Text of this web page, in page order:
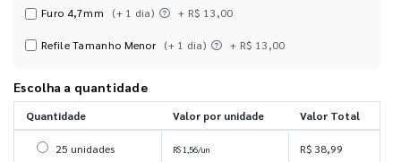
Furo 4,7mm (+ 1 dia) + R$ 13,00
Refile Tamanho Menor (+ 1 dia) + R$ 13,00
Escolha a quantidade
Quantidade Valor por unidade Valor Total
Selecionar 25 unidades
25 unidades R$ 1,56/un R$ 38,99